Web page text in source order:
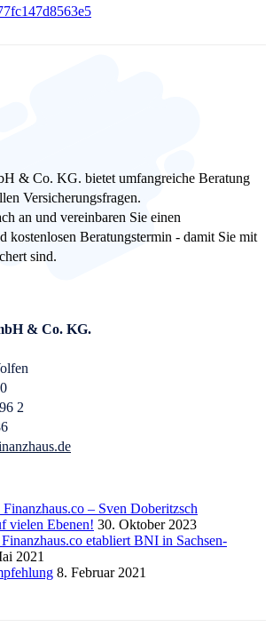
& Co. KG. bietet umfangreiche Beratung
Versicherungsfragen.
an und vereinbaren Sie einen
kostenlosen Beratungstermin - damit Sie mit
sind.
& Co. KG.
2
– Sven Doberitzsch
vielen Ebenen! 30. Oktober 2023
etabliert BNI in Sachsen-
2021
8. Februar 2021